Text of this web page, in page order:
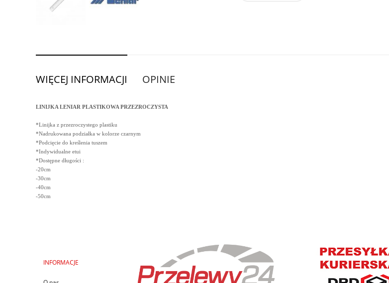
WIĘCEJ INFORMACJI OPINIE
LINIJKA LENIAR PLASTIKOWA PRZEZROCZYSTA
*Linijka z przezroczystego plastiku
*Nadrukowana podziałka w kolorze czarnym
*Podcięcie do kreślenia tuszem
*Indywidualne etui
*Dostępne długości :
-20cm
-30cm
-40cm
-50cm
INFORMACJE